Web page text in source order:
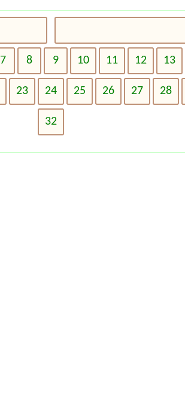
7 8 9 10 11 12 13
23 24 25 26 27 28
32